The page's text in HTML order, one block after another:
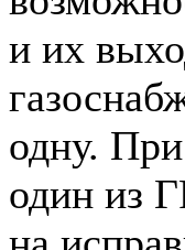
и их
одну.
один из